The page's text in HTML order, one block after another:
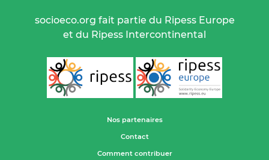
socioeco.org fait partie du Ripess Europe
et du Ripess Intercontinental
Nos partenaires
Contact
Comment contribuer